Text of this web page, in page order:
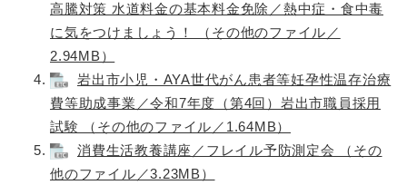
高騰対策 水道料金の基本料金免除／熱中症・食中毒
に気をつけましょう！ （その他のファイル／
2.94MB）
岩出市小児・AYA世代がん患者等妊孕性温存治療
費等助成事業／令和7年度（第4回）岩出市職員採用
試験 （その他のファイル／1.64MB）
消費生活教養講座／フレイル予防測定会 （その
他のファイル／3.23MB）